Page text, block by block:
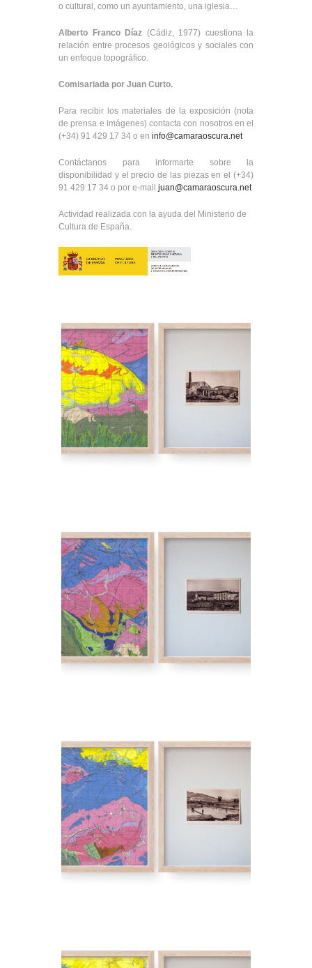
o cultural, como un ayuntamiento, una iglesia…
Alberto Franco Díaz (Cádiz, 1977) cuestiona la
relación entre procesos geológicos y sociales con
un enfoque topográfico.
Comisariada por Juan Curto.
Para recibir los materiales de la exposición (nota
de prensa e imágenes) contacta con nosotros en el
(+34) 91 429 17 34 o en info@camaraoscura.net
Contáctanos para informarte sobre la
disponibilidad y el precio de las piezas en el (+34)
91 429 17 34 o por e-mail juan@camaraoscura.net
Actividad realizada con la ayuda del Ministerio de
Cultura de España.